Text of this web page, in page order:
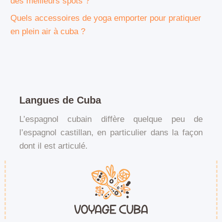
Quels accessoires de yoga emporter pour pratiquer
en plein air à cuba ?
Langues de Cuba
L’espagnol cubain diffère quelque peu de
l’espagnol castillan, en particulier dans la façon
dont il est articulé.